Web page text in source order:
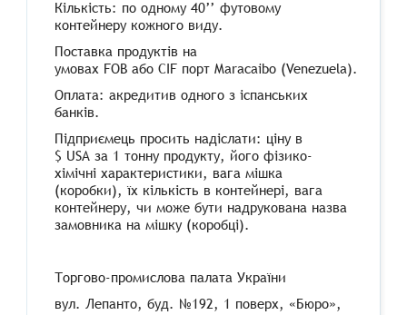
Кількість: по одному 40’’ футовому
контейнеру кожного виду.
Поставка продуктів на
умовах FОB або CIF порт Maracaibo (Venezuela).
Оплата: акредитив одного з іспанських
банків.
Підприємець просить надіслати: ціну в
$ USA за 1 тонну продукту, його фізико-
хімічні характеристики, вага мішка
(коробки), їх кількість в контейнері, вага
контейнеру, чи може бути надрукована назва
замовника на мішку (коробці).
Торгово-промислова палата України
вул. Лепанто, буд. №192, 1 поверх, «Бюро»,